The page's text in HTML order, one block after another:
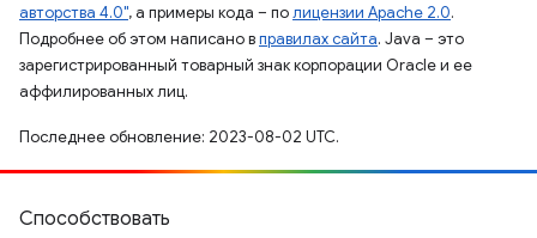
авторства 4.0", а примеры кода – полицензии Apache 2.0.
Подробнее об этом написано вправилах сайта. Java – это
зарегистрированный товарный знак корпорации Oracle и ее
аффилированных лиц.
Последнее обновление: 2023-08-02 UTC.
Способствовать